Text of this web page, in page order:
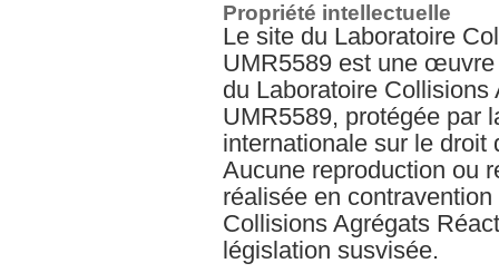
Propriété intellectuelle
Le site du Laboratoire
UMR5589 est une
du Laboratoire
UMR5589, protégée par
internationale sur le droit
Aucune reproduction ou
réalisée en
Collisions Agrégats
législation susvisée.